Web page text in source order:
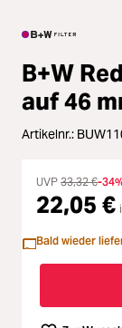
Loading...
Licht
Loading...
Loading...
Loading...
Loading...
SALE
B+W
auf 46
Artikelnr.:
UVP 33,32 €-
22,05 €
Bald wieder